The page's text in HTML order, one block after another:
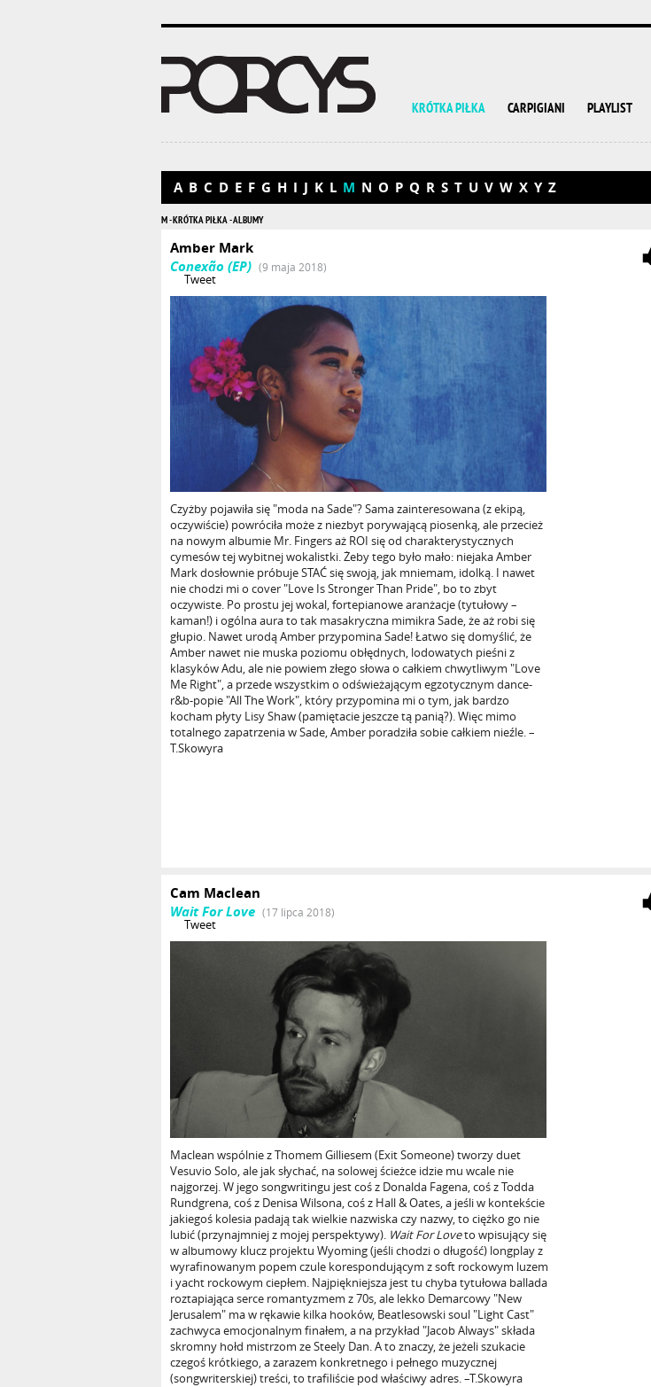
KRÓTKA PIŁKA CARPIGIANI PLAYLIST
A B C D E F G H I J K L M N O P Q R S T U V W X Y Z
M - KRÓTKA PIŁKA - ALBUMY
Amber Mark
Conexão (EP) (9 maja 2018)
Tweet
Czyżby pojawiła się "moda na Sade"? Sama zainteresowana (z ekipą,
oczywiście) powróciła może z niezbyt porywającą piosenką, ale przecież
na nowym albumie Mr. Fingers aż ROI się od charakterystycznych
cymesów tej wybitnej wokalistki. Żeby tego było mało: niejaka Amber
Mark dosłownie próbuje STAĆ się swoją, jak mniemam, idolką. I nawet
nie chodzi mi o cover "Love Is Stronger Than Pride", bo to zbyt
oczywiste. Po prostu jej wokal, fortepianowe aranżacje (tytułowy –
kaman!) i ogólna aura to tak masakryczna mimikra Sade, że aż robi się
głupio. Nawet urodą Amber przypomina Sade! Łatwo się domyślić, że
Amber nawet nie muska poziomu obłędnych, lodowatych pieśni z
klasyków Adu, ale nie powiem złego słowa o całkiem chwytliwym "Love
Me Right", a przede wszystkim o odświeżającym egzotycznym dance-
r&b-popie "All The Work", który przypomina mi o tym, jak bardzo
kocham płyty Lisy Shaw (pamiętacie jeszcze tą panią?). Więc mimo
totalnego zapatrzenia w Sade, Amber poradziła sobie całkiem nieźle. –
T.Skowyra
Cam Maclean
Wait For Love (17 lipca 2018)
Tweet
Maclean wspólnie z Thomem Gilliesem (Exit Someone) tworzy duet
Vesuvio Solo, ale jak słychać, na solowej ścieżce idzie mu wcale nie
najgorzej. W jego songwritingu jest coś z Donalda Fagena, coś z Todda
Rundgrena, coś z Denisa Wilsona, coś z Hall & Oates, a jeśli w kontekście
jakiegoś kolesia padają tak wielkie nazwiska czy nazwy, to ciężko go nie
lubić (przynajmniej z mojej perspektywy). Wait For Loveto wpisujący się
w albumowy klucz projektu Wyoming (jeśli chodzi o długość) longplay z
wyrafinowanym popem czule korespondującym z soft rockowym luzem
i yacht rockowym ciepłem. Najpiękniejsza jest tu chyba tytułowa ballada
roztapiająca serce romantyzmem z 70s, ale lekko Demarcowy "New
Jerusalem" ma w rękawie kilka hooków, Beatlesowski soul "Light Cast"
zachwyca emocjonalnym finałem, a na przykład "Jacob Always" składa
skromny hołd mistrzom ze Steely Dan. A to znaczy, że jeżeli szukacie
czegoś krótkiego, a zarazem konkretnego i pełnego muzycznej
(songwriterskiej) treści, to trafiliście pod właściwy adres. –T.Skowyra